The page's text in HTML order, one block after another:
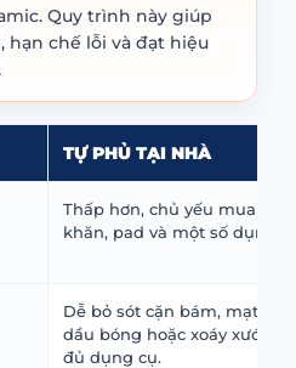
Quy trình này giúp
hạn chế lỗi và đạt hiệu
TỰ PHỦ TẠI NHÀ
Thấp hơn, chủ yếu mua
khăn, pad và một số dụng
Dễ bỏ sót cặn bám, mạt
dầu bóng hoặc xoáy xước
đủ dụng cụ.